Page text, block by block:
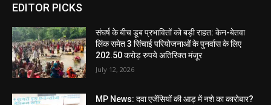
EDITOR PICKS
संघर्ष के बीच डूब प्रभावितों को बड़ी राहत: केन-बेतवा
लिंक समेत 3 सिंचाई परियोजनाओं के पुनर्वास के लिए
202.50 करोड़ रुपये अतिरिक्त मंजूर
July 12, 2026
MP News: दवा एजेंसियों की आड़ में नशे का कारोबार?